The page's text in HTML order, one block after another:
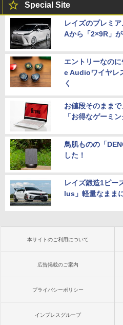
Special Site
レイズのプレミ
Aから「2×9R」が
エントリーなの
e Audioワイヤレ
く
お値段そのまま
「お得なゲーミン
鳥肌ものの「
した！
レイズ鍛造1ピー
lus」軽量なまま
本サイトのご利用について
広告掲載のご案内
プライバシーポリシー
インプレスグループ